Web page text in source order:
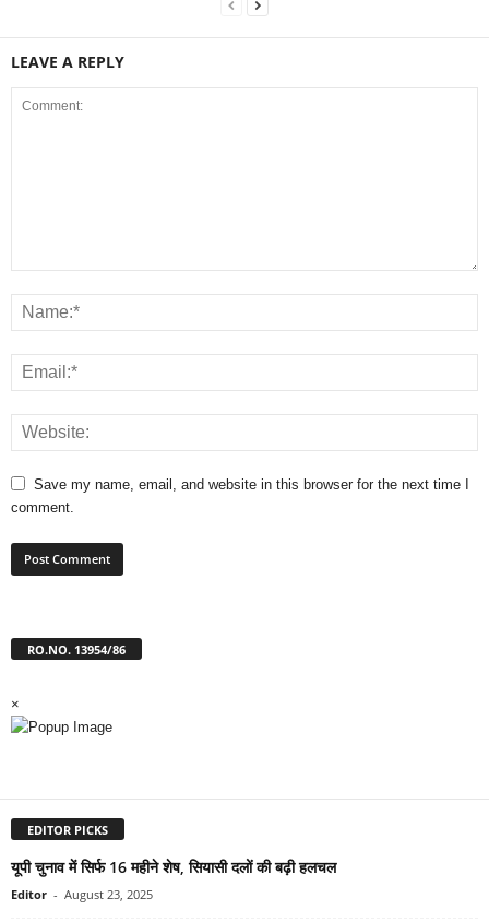
LEAVE A REPLY
Save my name, email, and website in this browser for the next time I
comment.
RO.NO. 13954/86
×
EDITOR PICKS
यूपी चुनाव में सिर्फ 16 महीने शेष, सियासी दलों की बढ़ी हलचल
Editor - August 23, 2025